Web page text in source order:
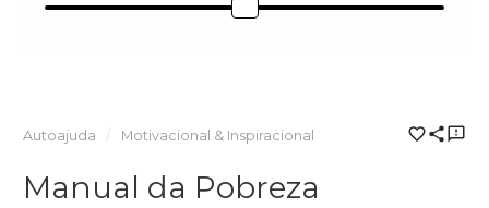
Autoajuda Motivacional & Inspiracional
Manual da Pobreza